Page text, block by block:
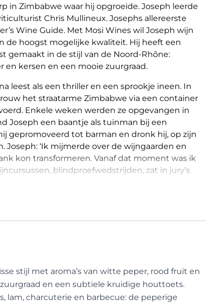
in Zimbabwe waar hij opgroeide. Joseph leerde
Chris Mullineux. Josephs allereerste
Wine Guide. Met Mosi Wines wil Joseph wijn
de hoogst mogelijke kwaliteit. Hij heeft een
gemaakt in de stijl van de Noord-Rhône:
en kersen en een mooie zuurgraad.
leest als een thriller en een sprookje ineen. In
het straatarme Zimbabwe via een container
Enkele weken werden ze opgevangen in
Joseph een baantje als tuinman bij een
gepromoveerd tot barman en dronk hij, op zijn
Joseph: ‘Ik mijmerde over de wijngaarden en
kon transformeren. Vanaf dat moment was ik
blindproefwedstrijden, zat in jury’s
bij het iconische restaurant La Colombe.
stijl met aroma’s van witte peper, rood fruit en
en een subtiele kruidige houttoets.
lam, charcuterie en barbecue: de peperige